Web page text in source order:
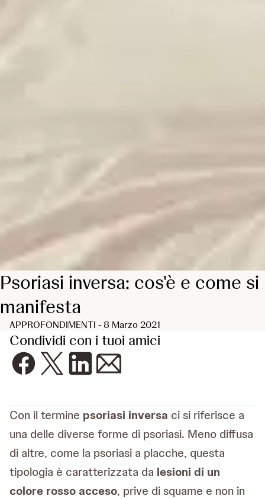
Psoriasi inversa: cos'è e come si
manifesta
APPROFONDIMENTI - 8 Marzo 2021
Condividi con i tuoi amici
Con il termine psoriasi inversa ci si riferisce a
una delle diverse forme di psoriasi. Meno diffusa
di altre, come la psoriasi a placche, questa
tipologia è caratterizzata da lesioni di un
colore rosso acceso, prive di squame e non in